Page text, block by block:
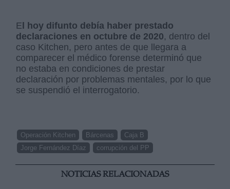
E l hoy difunto debía haber prestado
declaraciones en octubre de 2020, dentro del
caso Kitchen, pero antes de que llegara a
comparecer el médico forense determinó que
no estaba en condiciones de prestar
declaración por problemas mentales, por lo que
se suspendió el interrogatorio.
Operación Kitchen Bárcenas
Caja B
Jorge Fernández Díaz
corrupción del PP
NOTICIAS RELACIONADAS